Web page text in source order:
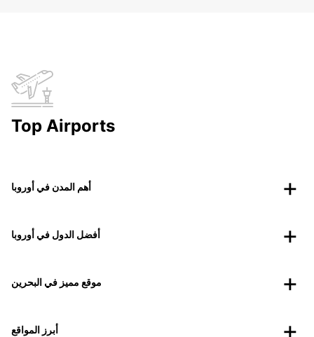
Top Airports
أهم المدن في أوروبا
أفضل الدول في أوروبا
موقع مميز في البحرين
أبرز المواقع